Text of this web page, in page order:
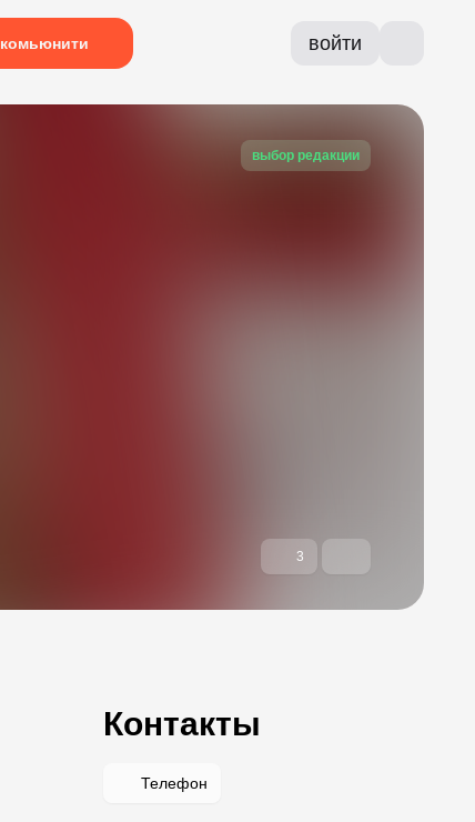
комьюнити войти
выбор редакции
3
Контакты
Телефон